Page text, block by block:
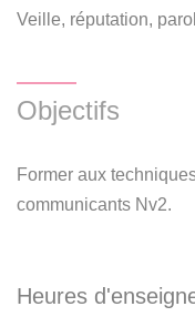
Veille, réputation,
Objectifs
Former aux
communicants Nv2.
Heures